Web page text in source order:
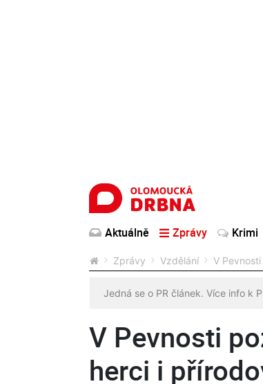
Aktuálně Zprávy Krimi
Zprávy Vzdělání V
Jedná se o PR článek. Více info k
V Pevnosti
herci i